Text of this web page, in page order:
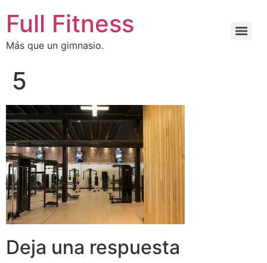
Full Fitness
Más que un gimnasio.
5
Deja una respuesta